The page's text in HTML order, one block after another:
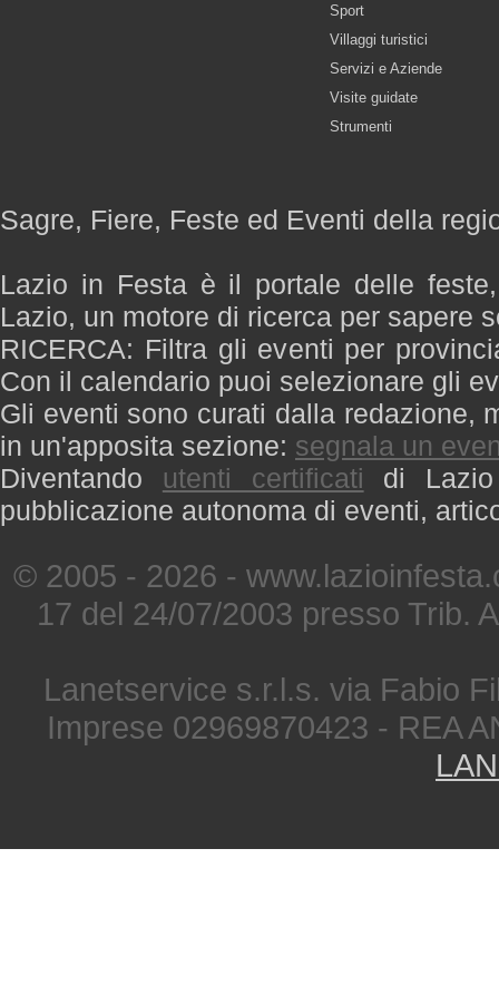
Sport
Villaggi turistici
Servizi e Aziende
Visite guidate
Strumenti
Sagre, Fiere, Feste ed Eventi della
Lazio in Festa è il portale delle
Lazio, un motore di ricerca per sapere
RICERCA: Filtra gli eventi per
Con il calendario puoi selezionare gli
Gli eventi sono curati dalla redazione,
in un'apposita sezione: segnala un
Diventando utenti certificati di
pubblicazione autonoma di eventi,
© 2005 - 2026 -
17 del 24/07/2003 presso Trib.
Lanetservice s.r.l.s. via Fabio
Imprese 02969870423 - REA